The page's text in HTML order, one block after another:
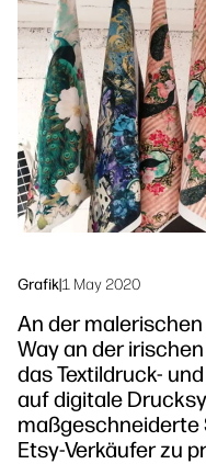
Sicherheit
Workflow-Lösungen
Nachhaltigkeit
Grafik|1 May 2020
An der
Way an der
das Textildruck-
auf digitale
maßgeschneiderte
Etsy-Verkäufer zu